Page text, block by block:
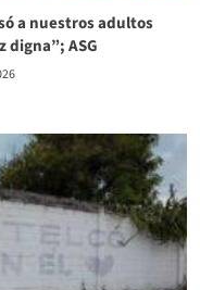
a nuestros adultos
digna”; ASG